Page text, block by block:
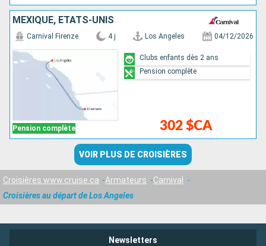
MEXIQUE, ÉTATS-UNIS
Pension complète
Carnival Firenze 4 j Los Angeles 04/12/2026
302 $CA
Clubs enfants dès 2 ans
Pension complète
VOIR PLUS DE CROISIÈRES
Croisières www.cruise.ca Armateurs
Carnival
Croisières au départ de Los Angeles
Newsletters